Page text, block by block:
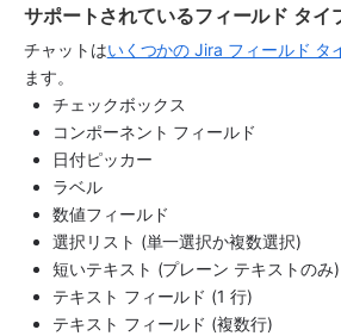
サポートされているフィールド タイ
チャットはいくつかの Jira フィールド タ
ます。
チェックボックス
コンポーネント フィールド
日付ピッカー
ラベル
数値フィールド
選択リスト (単一選択か複数選択)
短いテキスト (プレーン テキストのみ)
テキスト フィールド (1 行)
テキスト フィールド (複数行)